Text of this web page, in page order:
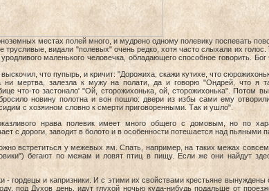
местах полей много, и мудрено одному полевику поспевать
видали "полевых" очень редко, хотя часто слыхали их голос.
маленького человечка, обладающего способное говорить. Бог
что пупырь, и кричит: "Дорожиха, скажи кутихе, что
мертва, залезла к мужу на полати, да и говорю "Ондрей, что я
что-то застонало' "Ой, сторожихонька, ой, сторожихонька". Потом
новину полотна и вон пошло: двери из избы сами ему
с хозяином словно к смерти приговоренными. Так и ушло".
нрава полевик имеет много общего с домовым, но по
с дороги, заводит в болото и в особенности потешается над пьяными
встретиться у межевых ям. Спать, например, на таких межах совсем
бегают по межам и ловят птиц в пищу. Если же они найдут
- гордецы и капризники. И с этими их свойствами крестьяне вынуждены
под Духов день, идут глухой ночью куда-нибудь подальше oт